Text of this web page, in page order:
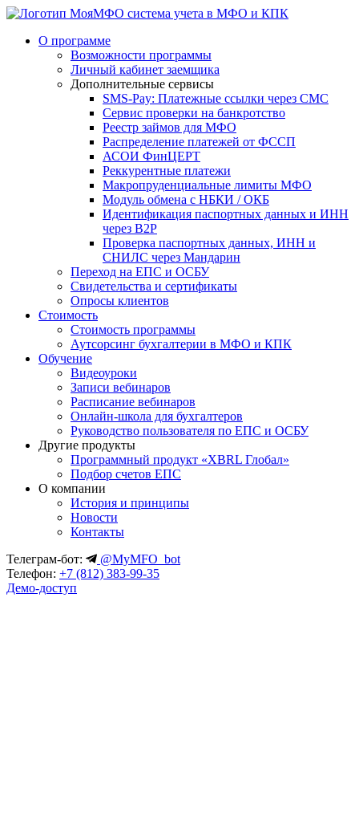
система учета в МФО и КПК
О программе
Возможности программы
Личный кабинет заемщика
Дополнительные сервисы
SMS-Pay: Платежные ссылки через СМС
Сервис проверки на банкротство
Реестр займов для МФО
Распределение платежей от ФССП
АСОИ ФинЦЕРТ
Реккурентные платежи
Макропруденциальные лимиты МФО
Модуль обмена с НБКИ / ОКБ
Идентификация паспортных данных и ИНН
через B2P
Проверка паспортных данных, ИНН и
СНИЛС через Мандарин
Переход на ЕПС и ОСБУ
Свидетельства и сертификаты
Опросы клиентов
Стоимость
Стоимость программы
Аутсорсинг бухгалтерии в МФО и КПК
Обучение
Видеоуроки
Записи вебинаров
Расписание вебинаров
Онлайн-школа для бухгалтеров
Руководство пользователя по ЕПС и ОСБУ
Другие продукты
Программный продукт «XBRL Глобал»
Подбор счетов ЕПС
О компании
История и принципы
Новости
Контакты
Телеграм-бот:
@MyMFO_bot
Телефон: +7 (812) 383-99-35
Демо-доступ